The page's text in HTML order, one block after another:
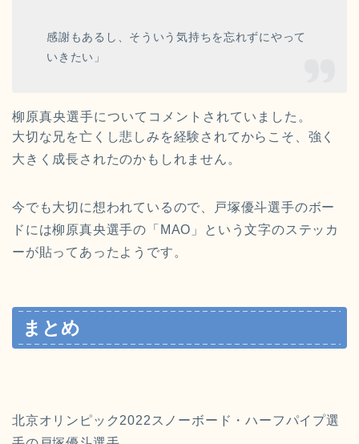
感謝もあるし、そういう気持ちを忘れずにやって
いきたい」
柳原真央選手についてコメントされていました。
大切な兄を亡くし悲しみを経験されてからこそ、強く
大きく成長されたのかもしれません。
今でも大切に想われているので、戸塚優斗選手のボー
ドには柳原真央選手の「MAO」という文字のステッカ
ーが貼ってあったようです。
まとめ
北京オリンピック2022スノーボード・ハーフパイプ選